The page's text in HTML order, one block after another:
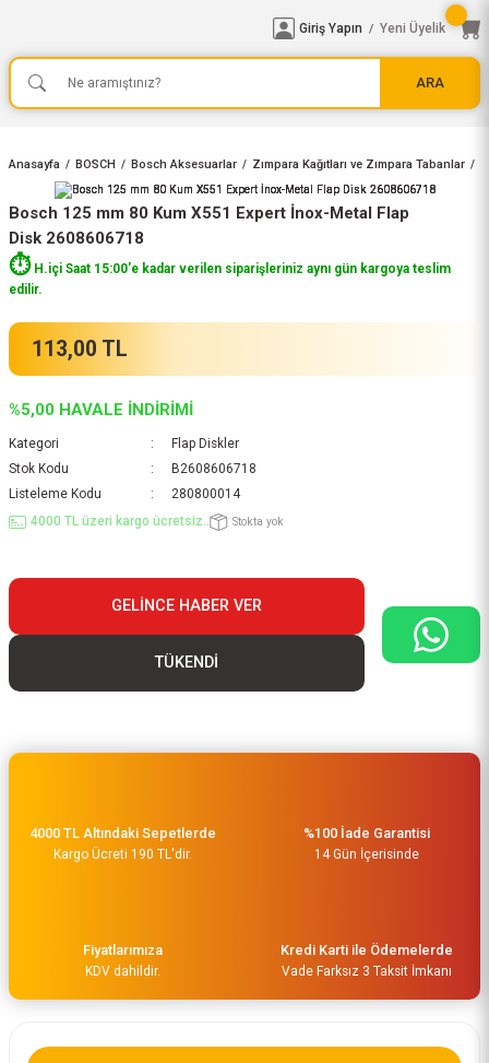
ARA
Giriş Yapın / Yeni Üyelik
Anasayfa BOSCH Bosch Aksesuarlar Zımpara Kağıtları ve Zımpara Tabanlar
Bosch 125 mm 80 Kum X551 Expert İnox-Metal Flap
Disk 2608606718
⏱️H.içi Saat 15:00'e kadar verilen siparişleriniz aynı gün kargoya teslim
edilir.
113,00 TL
%5,00 HAVALE İNDİRİMİ
Kategori
Flap Diskler
Stok Kodu
B2608606718
Listeleme Kodu
280800014
4000 TL üzeri kargo ücretsiz..
Stokta yok
GELINCE HABER VER
TÜKENDİ
4000 TL Altındaki Sepetlerde
Kargo Ücreti 190 TL'dir.
%100 İade Garantisi
14 Gün İçerisinde
Fiyatlarımıza
KDV dahildir.
Kredi Karti ile Ödemelerde
Vade Farksız 3 Taksit İmkanı